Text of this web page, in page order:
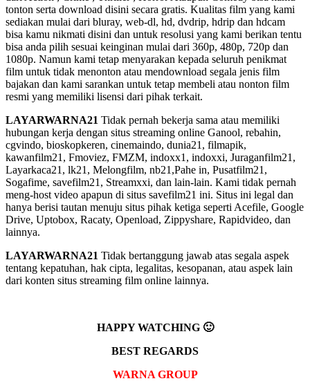
tonton serta download disini secara gratis. Kualitas film yang kami
sediakan mulai dari bluray, web-dl, hd, dvdrip, hdrip dan hdcam
bisa kamu nikmati disini dan untuk resolusi yang kami berikan tentu
bisa anda pilih sesuai keinginan mulai dari 360p, 480p, 720p dan
1080p. Namun kami tetap menyarakan kepada seluruh penikmat
film untuk tidak menonton atau mendownload segala jenis film
bajakan dan kami sarankan untuk tetap membeli atau nonton film
resmi yang memiliki lisensi dari pihak terkait.
LAYARWARNA21 Tidak pernah bekerja sama atau memiliki
hubungan kerja dengan situs streaming online Ganool, rebahin,
cgvindo, bioskopkeren, cinemaindo, dunia21, filmapik,
kawanfilm21, Fmoviez, FMZM, indoxx1, indoxxi, Juraganfilm21,
Layarkaca21, lk21, Melongfilm, nb21,Pahe in, Pusatfilm21,
Sogafime, savefilm21, Streamxxi, dan lain-lain. Kami tidak pernah
meng-host video apapun di situs savefilm21 ini. Situs ini legal dan
hanya berisi tautan menuju situs pihak ketiga seperti Acefile, Google
Drive, Uptobox, Racaty, Openload, Zippyshare, Rapidvideo, dan
lainnya.
LAYARWARNA21 Tidak bertanggung jawab atas segala aspek
tentang kepatuhan, hak cipta, legalitas, kesopanan, atau aspek lain
dari konten situs streaming film online lainnya.
HAPPY WATCHING 🙂
BEST REGARDS
WARNA GROUP